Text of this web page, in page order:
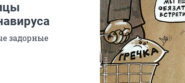
задорные